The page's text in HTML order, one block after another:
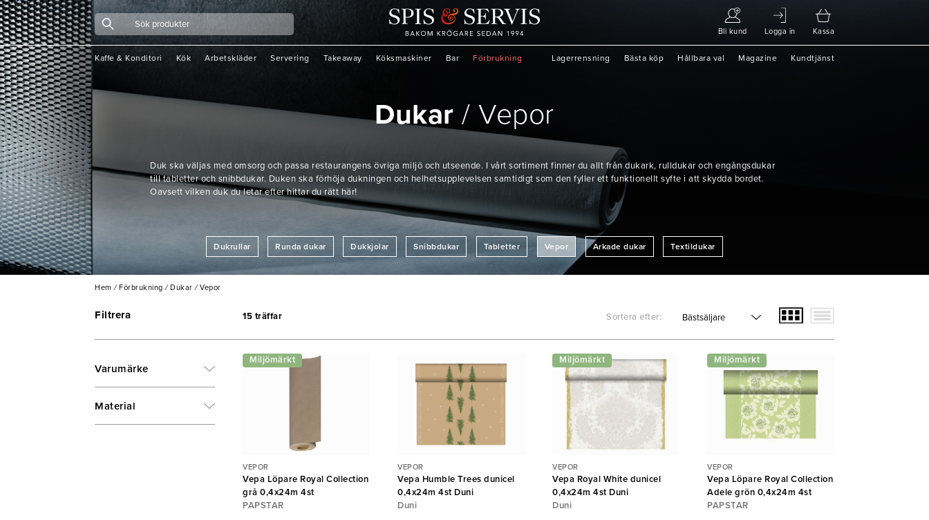
Bli kund Logga in Kassa
Kaffe & Konditori Kök Arbetskläder Servering Takeaway Köksmaskiner Bar Förbrukning Lagerrensning Bästa köp Hållbara val Magazine Kundtjänst
Dukar Vepor
Duk ska väljas med omsorg och passa restaurangens övriga miljö och utseende. I vårt sortiment finner du allt från dukark, rulldukar och engångsdukar
till tabletter och snibbdukar. Duken ska förhöja dukningen och helhetsupplevelsen samtidigt som den fyller ett funktionellt syfte i att skydda bordet.
Oavsett vilken duk du letar efter hittar du rätt här!
Dukrullar Runda dukar Dukkjolar Snibbdukar Tabletter Vepor Arkade dukar Textildukar
Hem / Förbrukning / Dukar / Vepor
Filtrera
Varumärke
Material
15 träffar Sortera efter:
Miljömärkt
VEPOR
Vepa Löpare Royal Collection
grå 0,4x24m 4st
PAPSTAR
VEPOR
Vepa Humble Trees dunicel
0,4x24m 4st Duni
Duni
Miljömärkt
VEPOR
Vepa Royal White dunicel
0,4x24m 4st Duni
Duni
Miljömärkt
VEPOR
Vepa Löpare Royal Collection
Adele grön 0,4x24m 4st
PAPSTAR